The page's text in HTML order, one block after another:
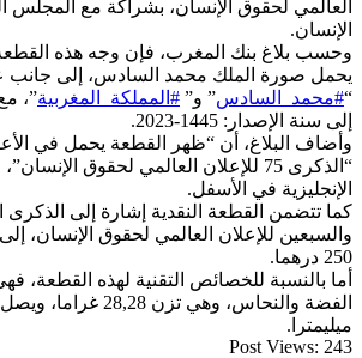
العالمي لحقوق الإنسان، بشراكة مع المجلس
الإنسان.
وحسب بلاغ بنك المغرب، فإن وجه هذه القطعة
يحمل صورة الملك محمد السادس، إلى جانب
“#محمد_السادس” و” #المملكة_المغربية”،
إلى سنة الإصدار: 1445-2023.
وأضاف البلاغ، أن “ظهر القطعة يحمل في
“الذكرى 75 للإعلان العالمي لحقوق
الإنجليزية في الأسفل.
كما تتضمن القطعة النقدية إشارة إلى الذكرى
والسبعين للإعلان العالمي لحقوق الإنسان،
250 درهما.
أما بالنسبة للخصائص التقنية لهذه القطعة،
ميليمترا.
Post Views: 243